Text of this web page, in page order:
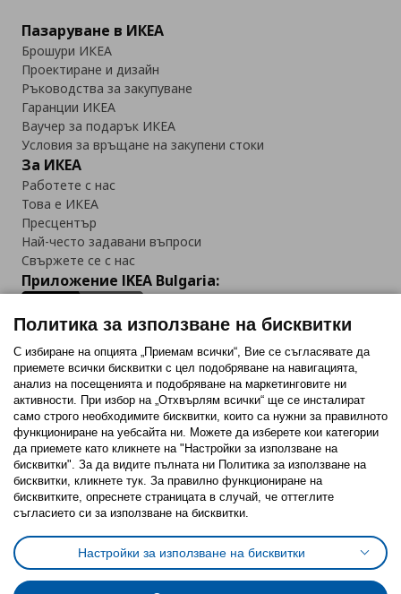
Пазаруване в ИКЕА
Брошури ИКЕА
Проектиране и дизайн
Ръководства за закупуване
Гаранции ИКЕА
Ваучер за подарък ИКЕА
Условия за връщане на закупени стоки
За ИКЕА
Работете с нас
Това е ИКЕА
Пресцентър
Най-често задавани въпроси
Свържете се с нас
Приложение IKEA Bulgaria:
Последвайте ни:
FacebookTwitterYoutubePinterestInstagram
Политика за използване на бисквитки (Cookies)
Избор на настройки за използване на бисквитки
Условия за ползване на ikea.bgОбща политика за личните данни
Политика за защита на личните данни на ikea.bg
Политика за използване на бисквитки
С избиране на опцията „Приемам всички“, Вие се съгласявате да
приемете всички бисквитки с цел подобряване на навигацията,
анализ на посещенията и подобряване на маркетинговите ни
активности. При избор на „Отхвърлям всички“ ще се инсталират
само строго необходимитe бисквитки, които са нужни за правилното
функциониране на уебсайта ни. Можете да изберете кои категории
да приемете като кликнете на "Настройки за използване на
бисквитки". За да видите пълната ни Политика за използване на
бисквитки, кликнете тук. За правилно функциониране на
бисквитките, опреснете страницата в случай, че оттеглите
съгласието си за използване на бисквитки.
Настройки за използване на бисквитки